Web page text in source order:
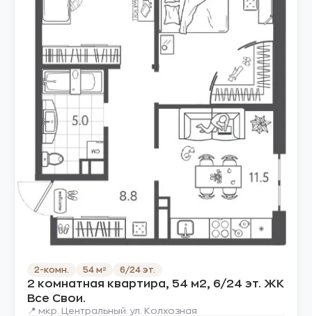
2-комн. 54 м² 6/24 эт.
2 комнатная квартира, 54 м2, 6/24 эт. ЖК
Все Свои.
📍 мкр. Центральный. ул. Колхозная